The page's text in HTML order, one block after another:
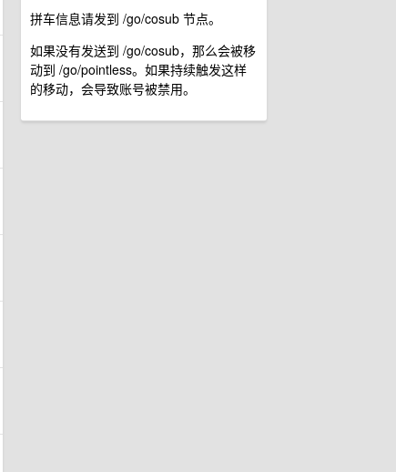
拼车信息请发到 /go/cosub 节点。
如果没有发送到 /go/cosub，那么会被移
动到 /go/pointless。如果持续触发这样
的移动，会导致账号被禁用。